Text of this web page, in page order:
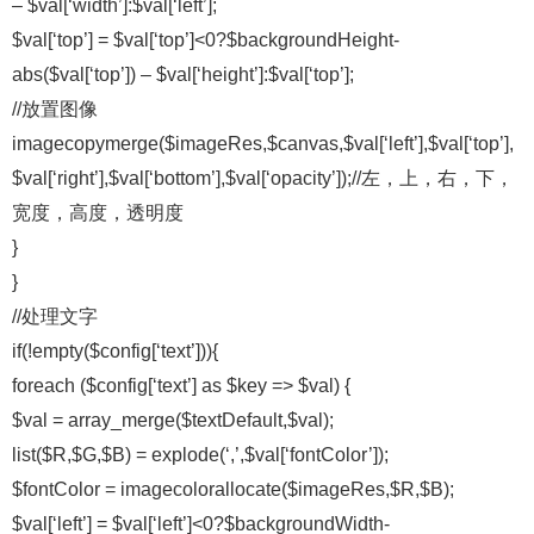
– $val[‘width’]:$val[‘left’];
$val[‘top’] = $val[‘top’]<0?$backgroundHeight-
abs($val[‘top’]) – $val[‘height’]:$val[‘top’];
//放置图像
imagecopymerge($imageRes,$canvas,$val[‘left’],$val[‘top’],
$val[‘right’],$val[‘bottom’],$val[‘opacity’]);//左，上，右，下，
宽度，高度，透明度
}
}
//处理文字
if(!empty($config[‘text’])){
foreach ($config[‘text’] as $key => $val) {
$val = array_merge($textDefault,$val);
list($R,$G,$B) = explode(‘,’,$val[‘fontColor’]);
$fontColor = imagecolorallocate($imageRes,$R,$B);
$val[‘left’] = $val[‘left’]<0?$backgroundWidth-